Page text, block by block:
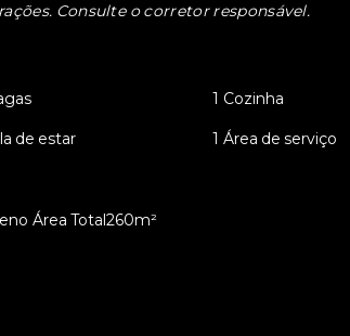
Consulte o corretor responsável.
1 Cozinha
de estar 1 Área de serviço
Área Total260m²